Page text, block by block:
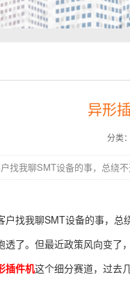
异形
分类
找我聊SMT设备的事，总绕
户找我聊SMT设备的事，总
透了。但最近政策风向变了
插件机这个细分赛道，过去